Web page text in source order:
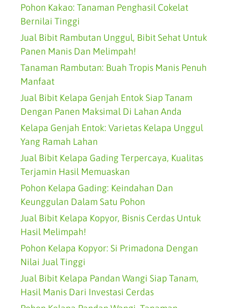
Pohon Kakao: Tanaman Penghasil Cokelat
Bernilai Tinggi
Jual Bibit Rambutan Unggul, Bibit Sehat Untuk
Panen Manis Dan Melimpah!
Tanaman Rambutan: Buah Tropis Manis Penuh
Manfaat
Jual Bibit Kelapa Genjah Entok Siap Tanam
Dengan Panen Maksimal Di Lahan Anda
Kelapa Genjah Entok: Varietas Kelapa Unggul
Yang Ramah Lahan
Jual Bibit Kelapa Gading Terpercaya, Kualitas
Terjamin Hasil Memuaskan
Pohon Kelapa Gading: Keindahan Dan
Keunggulan Dalam Satu Pohon
Jual Bibit Kelapa Kopyor, Bisnis Cerdas Untuk
Hasil Melimpah!
Pohon Kelapa Kopyor: Si Primadona Dengan
Nilai Jual Tinggi
Jual Bibit Kelapa Pandan Wangi Siap Tanam,
Hasil Manis Dari Investasi Cerdas